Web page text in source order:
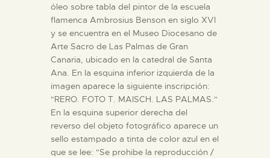
óleo sobre tabla del pintor de la escuela
flamenca Ambrosius Benson en siglo XVI
y se encuentra en el Museo Diocesano de
Arte Sacro de Las Palmas de Gran
Canaria, ubicado en la catedral de Santa
Ana. En la esquina inferior izquierda de la
imagen aparece la siguiente inscripción:
"RERO. FOTO T. MAISCH. LAS PALMAS."
En la esquina superior derecha del
reverso del objeto fotográfico aparece un
sello estampado a tinta de color azul en el
que se lee: "Se prohibe la reproducción /